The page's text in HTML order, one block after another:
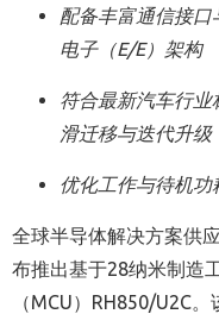
配备丰富通信接
电子（E/E）架构
符合最新汽车行
滑迁移与迭代升级
优化工作与待机功
全球半导体解决方案供
布推出基于28纳米制造
（MCU）RH850/U2C